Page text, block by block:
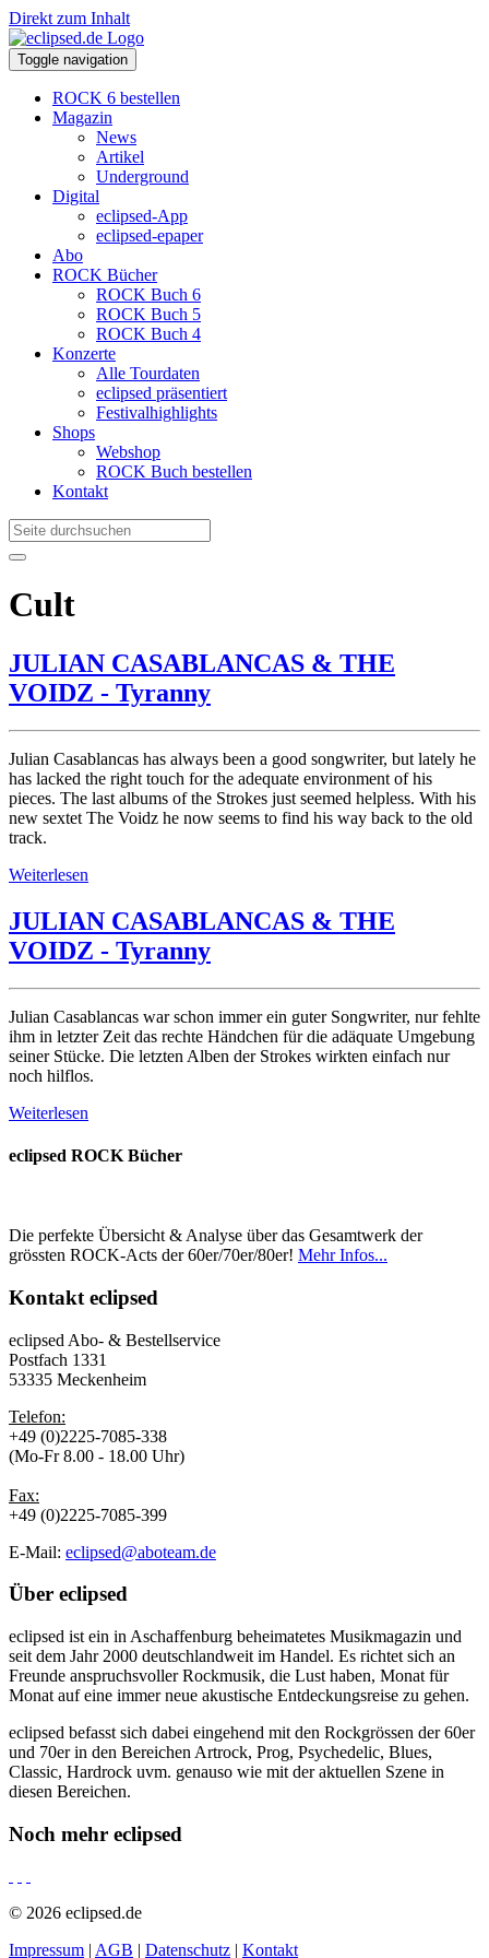
Direkt zum Inhalt
Toggle navigation
ROCK 6 bestellen
Magazin
News
Artikel
Underground
Digital
eclipsed-App
eclipsed-epaper
Abo
ROCK Bücher
ROCK Buch 6
ROCK Buch 5
ROCK Buch 4
Konzerte
Alle Tourdaten
eclipsed präsentiert
Festivalhighlights
Shops
Webshop
ROCK Buch bestellen
Kontakt
Cult
JULIAN CASABLANCAS & THE
VOIDZ - Tyranny
Julian Casablancas has always been a good songwriter, but lately he
has lacked the right touch for the adequate environment of his
pieces. The last albums of the Strokes just seemed helpless. With his
new sextet The Voidz he now seems to find his way back to the old
track.
Weiterlesen
JULIAN CASABLANCAS & THE
VOIDZ - Tyranny
Julian Casablancas war schon immer ein guter Songwriter, nur fehlte
ihm in letzter Zeit das rechte Händchen für die adäquate Umgebung
seiner Stücke. Die letzten Alben der Strokes wirkten einfach nur
noch hilflos.
Weiterlesen
eclipsed ROCK Bücher
Die perfekte Übersicht & Analyse über das Gesamtwerk der
grössten ROCK-Acts der 60er/70er/80er! Mehr Infos...
Kontakt eclipsed
eclipsed Abo- & Bestellservice
Postfach 1331
53335 Meckenheim
Telefon:
+49 (0)2225-7085-338
(Mo-Fr 8.00 - 18.00 Uhr)
Fax:
+49 (0)2225-7085-399
E-Mail: eclipsed@aboteam.de
Über eclipsed
eclipsed ist ein in Aschaffenburg beheimatetes Musikmagazin und
seit dem Jahr 2000 deutschlandweit im Handel. Es richtet sich an
Freunde anspruchsvoller Rockmusik, die Lust haben, Monat für
Monat auf eine immer neue akustische Entdeckungsreise zu gehen.
eclipsed befasst sich dabei eingehend mit den Rockgrössen der 60er
und 70er in den Bereichen Artrock, Prog, Psychedelic, Blues,
Classic, Hardrock uvm. genauso wie mit der aktuellen Szene in
diesen Bereichen.
Noch mehr eclipsed
© 2026 eclipsed.de
Impressum | AGB | Datenschutz | Kontakt